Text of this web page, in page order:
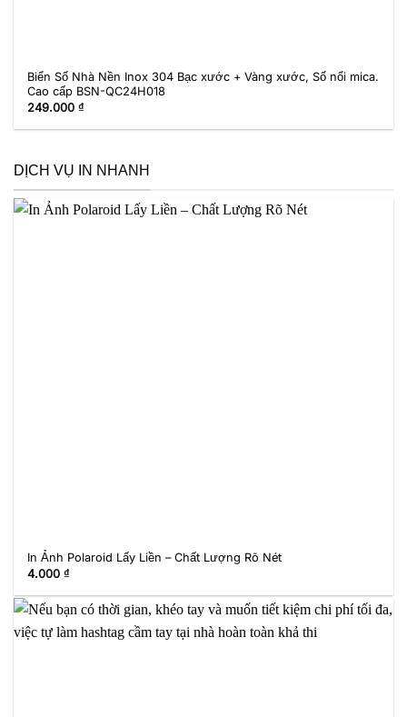
Biển Số Nhà Nền Inox 304 Bạc xước + Vàng xước, Số nổi mica.
Cao cấp BSN-QC24H018
249.000₫
DỊCH VỤ IN NHANH
In Ảnh Polaroid Lấy Liền – Chất Lượng Rõ Nét
4.000₫